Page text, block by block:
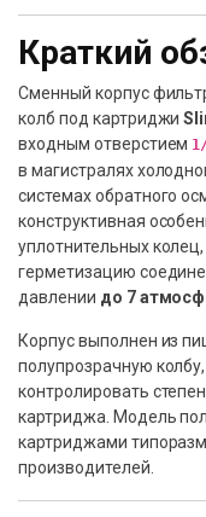
Краткий
Сменный корпус
колб под картриджи
входным отверстием
в магистралях
системах обратного
конструктивная
уплотнительных
герметизацию
давлении до 7
Корпус выполнен из
полупрозрачную
контролировать
картриджа. Модель
картриджами
производителей.